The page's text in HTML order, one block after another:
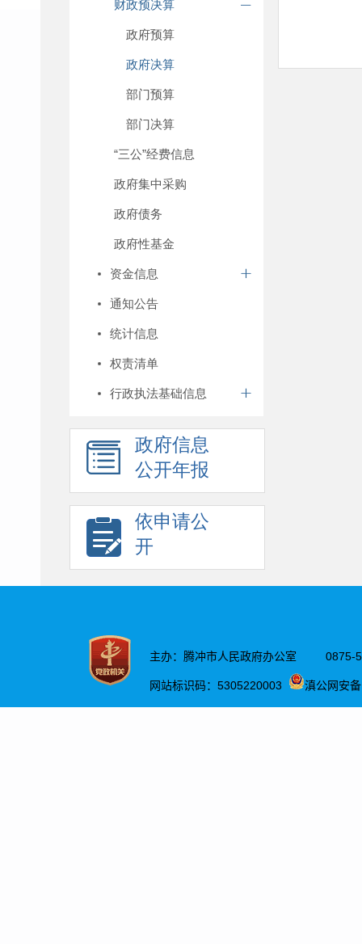
财政预决算
政府预算
政府决算
部门预算
部门决算
“三公”经费信息
政府集中采购
政府债务
政府性基金
资金信息
通知公告
统计信息
权责清单
行政执法基础信息
政府信息
公开年报
依申请公
开